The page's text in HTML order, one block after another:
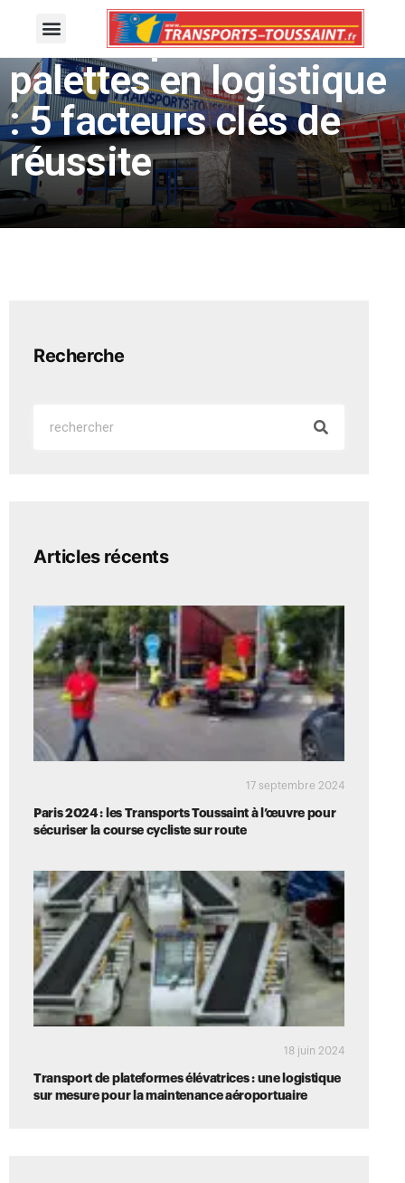
Le transport de
palettes en logistique
: 5 facteurs clés de
réussite
Recherche
Articles récents
Paris 2024 : les Transports Toussaint à l’œuvre pour
sécuriser la course cycliste sur route
17 septembre 2024
Transport de plateformes élévatrices : une logistique
sur mesure pour la maintenance aéroportuaire
18 juin 2024